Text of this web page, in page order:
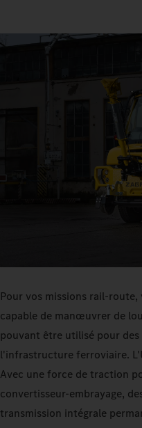
Pour vos missions rail-
capable de manœuvrer de
pouvant être utilisé pour
l'infrastructure ferroviaire.
Avec une force de traction
convertisseur-embrayage,
transmission intégrale